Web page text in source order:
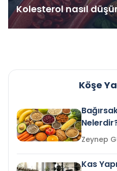
Kolesterol nasıl
Köşe
Kas